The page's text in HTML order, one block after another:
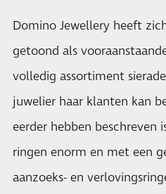
Domino Jewellery heeft
getoond als
volledig assortiment
juwelier haar klanten kan
eerder hebben beschreven
ringen enorm en met een
aanzoeks- en